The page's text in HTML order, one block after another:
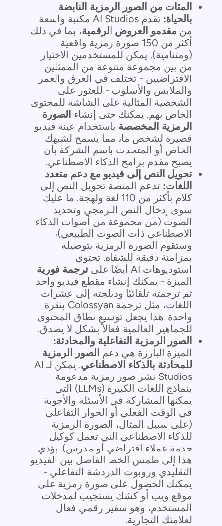
المئات من الصور الرمزية النابضة
بالحياة:
تقدم AI Studios مكتبة واسعة
من مقدمو العروض الرقمية، بما في ذلك
أكثر من 150 صورة رمزية واقعية
(ومتنامية). يمكن للمستخدمين الاختيار
من بين مجموعة متنوعة من الممثلين
الافتراضيين - تختلف في العرق والعمر
والملابس والأسلوب - للعثور على
الشخصية المثالية على الشاشة للمحتوى
الخاص بهم. يمكنك حتى إنشاء الصورة
الرمزية المخصصة باستخدام عينة فيديو
قصيرة لشخص ما، مما يسمح لشبهك
الخاص أو المتحدث باسم الشركة بأن
يصبح مقدم برامج الذكاء الاصطناعي.
تحويل النص إلى فيديو مع دعم متعدد
اللغات: تدعم المنصة تحويل النص إلى
كلام بأكثر من 110 لغة ولهجة. ما عليك
سوى إدخال النص البرمجي وتحديد
الصوت (من مجموعة من أصوات الذكاء
الاصطناعي ذات الصوت الطبيعي)،
وستقوم الصورة الرمزية بتوصيله
بمزامنة دقيقة للشفاه. تحتوي
استوديوهات AI أيضًا على
ترجمة فورية
الميزة - يمكنك إنشاء مقطع فيديو واحد
ثم ترجمته تلقائيًا ودبلجته إلى عشرات
اللغات، مثل ترجمة Colossyan بنقرة
واحدة. هذا يجعل توسيع نطاق المحتوى
للجماهير العالمية فعالاً بشكل لا يصدق.
الصور الرمزية التفاعلية والمحادثة:
الميزة البارزة هي دعم الصور الرمزية
للمحادثة بالذكاء الاصطناعي
. يمكن لـ AI
Studios نشر صور رمزية مدعومة
بنماذج اللغات الكبيرة (LLMs) التي
يمكنها المشاركة في الأسئلة والأجوبة
في الوقت الفعلي أو الحوار التفاعلي
(على سبيل المثال، الصورة الرمزية
للذكاء الاصطناعي التي تعمل كوكيل
خدمة عملاء افتراضي أو مدرس). يؤدي
هذا إلى طمس الخط الفاصل بين الفيديو
التقليدي وروبوت الدردشة التفاعلي -
يمكنك الحصول على صورة رمزية على
موقع ويب أو كشك يستجيب لمدخلات
المستخدم، وهو سفير رقمي فعال
لعلامتك التجارية.